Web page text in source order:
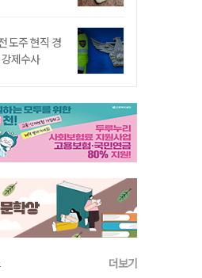
도주 현직 경
제수사
더보기